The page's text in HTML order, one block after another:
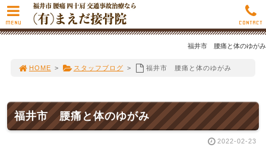
福井市 腰痛と体のゆがみ
HOME > スタッフブログ > 福井市 腰痛と体のゆがみ
福井市 腰痛と体のゆがみ
2022-02-23
MENU CONTACT